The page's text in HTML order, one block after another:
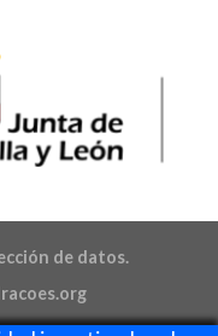
de datos.